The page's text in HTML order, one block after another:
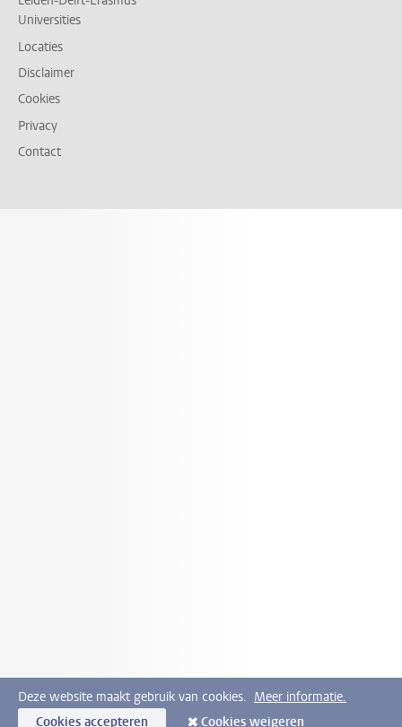
Universities
Locaties
Disclaimer
Cookies
Privacy
Contact
Deze website maakt gebruik van cookies. Meer informatie.
Cookies accepteren
Cookies weigeren